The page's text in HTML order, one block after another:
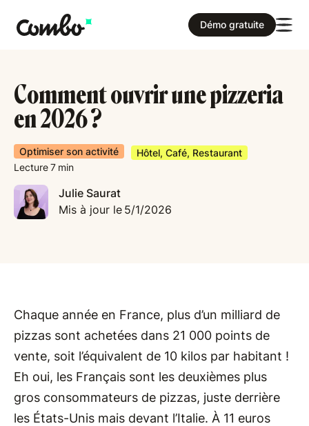
Démo gratuite
Comment ouvrir une pizzeria
en 2026 ?
Optimiser son activité
Hôtel, Café, Restaurant
Lecture7 min
Julie Saurat
Mis à jour le 5/1/2026
Chaque année en France, plus d’un milliard de
pizzas sont achetées dans 21 000 points de
vente, soit l’équivalent de 10 kilos par habitant !
Eh oui, les Français sont les deuxièmes plus
gros consommateurs de pizzas, juste derrière
les États-Unis mais devant l’Italie. À 11 euros